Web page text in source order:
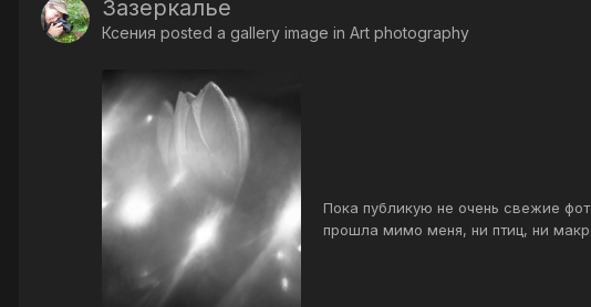
Зазеркалье
Ксения posted a gallery image in Art photography
Пока публикую не очень свежие
прошла мимо меня, ни птиц, ни